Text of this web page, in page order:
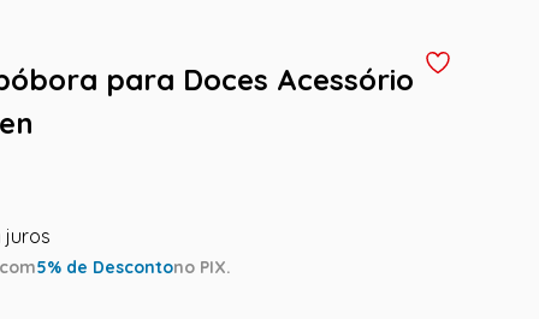
para Doces Acessório
com5% de Descontono PIX.